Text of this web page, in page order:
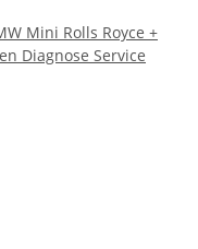
Mini Rolls Royce +
Diagnose Service